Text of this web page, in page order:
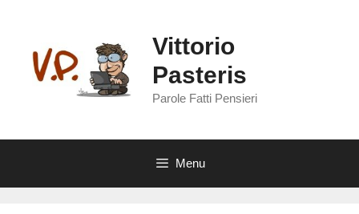
contenuto
Vittorio
Pasteris
Parole Fatti Pensieri
Menu